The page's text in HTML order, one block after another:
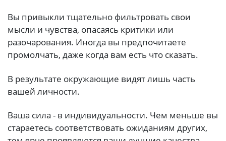
Вы привыкли тщательно фильтровать свои
мысли и чувства, опасаясь критики или
разочарования. Иногда вы предпочитаете
промолчать, даже когда вам есть что сказать.
В результате окружающие видят лишь часть
вашей личности.
Ваша сила - в индивидуальности. Чем меньше вы
стараетесь соответствовать ожиданиям других,